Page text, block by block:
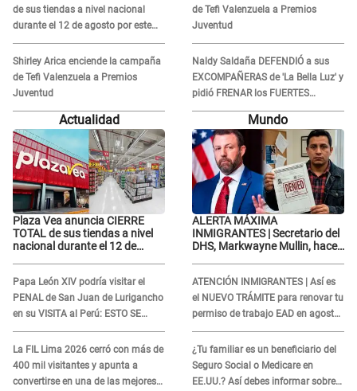
de sus tiendas a nivel nacional
durante el 12 de agosto por este
MOTIVO
Shirley Arica enciende la campaña
de Tefi Valenzuela a Premios
Juventud
de Tefi Valenzuela a Premios
Juventud
Naldy Saldaña DEFENDIÓ a sus
EXCOMPAÑERAS de 'La Bella Luz' y
pidió FRENAR los FUERTES
ATAQUES en redes: “Aquí el único
Actualidad
Plaza Vea anuncia CIERRE
TOTAL de sus tiendas a nivel
nacional durante el 12 de
Papa León XIV podría visitar el
PENAL de San Juan de Lurigancho
en su VISITA al Perú: ESTO SE
SABE
La FIL Lima 2026 cerró con más de
400 mil visitantes y apunta a
convertirse en una de las mejores
Mundo
ALERTA MÁXIMA
INMIGRANTES | Secretario del
DHS, Markwayne Mullin, hace
ATENCIÓN INMIGRANTES | Así es
el NUEVO TRÁMITE para renovar tu
permiso de trabajo EAD en agosto
del 2026
¿Tu familiar es un beneficiario del
Seguro Social o Medicare en
EE.UU.? Así debes informar sobre